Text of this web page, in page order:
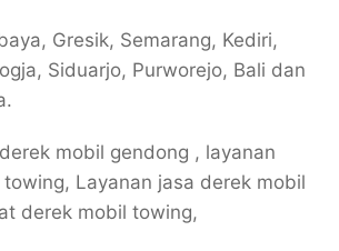
Gresik, Semarang, Kediri,
Siduarjo, Purworejo, Bali dan
mobil gendong , layanan
Layanan jasa derek mobil
derek mobil towing,